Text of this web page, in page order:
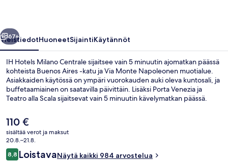
Seuraava
67+
YleistiedotHuoneetSijaintiKäytännöt
IH Hotels Milano Centrale sijaitsee vain 5 minuutin ajomatkan päässä
kohteista Buenos Aires -katu ja Via Monte Napoleonen muotialue.
Asiakkaiden käytössä on ympäri vuorokauden auki oleva kuntosali, ja
buffetaamiainen on saatavilla päivittäin. Lisäksi Porta Venezia ja
Teatro alla Scala sijaitsevat vain 5 minuutin kävelymatkan päässä.
henkilökuntaa. Julkisen liikenteen yhteydet sijaitsevat vain lyhyen
kävelymatkan päässä: Centralen metroasema sijaitsee 3 minuutin ja
Via Vitruvio -raitiovaunupysäkki 4 minuutin kävelymatkan päässä.
Nykyinen
hinta
on
110 €
110 €
sisältää verot ja maksut
20.8.–21.8.
Arvostelut
8,88,8 kautta 10.
LoistavaNäytä kaikki 984 arvostelua